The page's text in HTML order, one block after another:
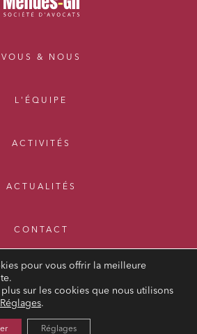
VOUS & NOUS
L'ÉQUIPE
ACTIVITÉS
ACTUALITÉS
CONTACT
LÉGALES
pour vous offrir la meilleure
sur les cookies que nous utilisons
Réglages.
Réglages